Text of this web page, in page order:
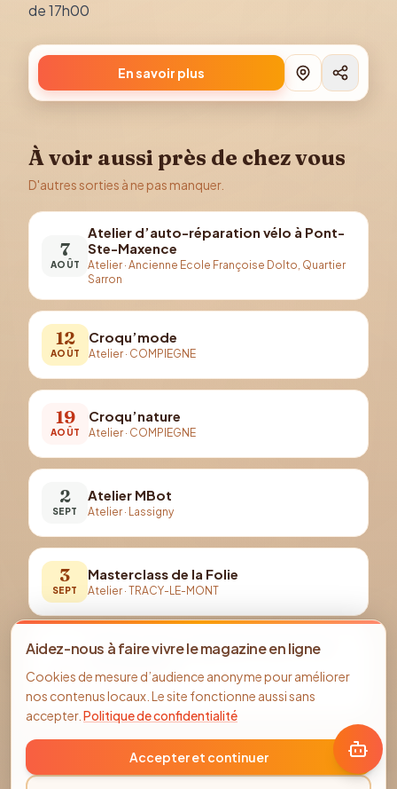
de 17h00
En savoir plus
À voir aussi près de chez vous
D'autres sorties à ne pas manquer.
7
AOÛT
Atelier d’auto-réparation vélo à Pont-
Ste-Maxence
Atelier · Ancienne Ecole Françoise Dolto, Quartier
Sarron
12
AOÛT
Croqu’mode
Atelier · COMPIEGNE
19
AOÛT
Croqu’nature
Atelier · COMPIEGNE
2
SEPT
Atelier MBot
Atelier · Lassigny
3
SEPT
Masterclass de la Folie
Atelier · TRACY-LE-MONT
SEPT
Atelier d’auto-réparation vélo à Pont-
Atelier·Ancienne Ecole Françoise Dolto, Quartier
Sarron
Aidez-nous à faire vivre le magazine en ligne
Cookies de mesure d’audience anonyme pour améliorer
nos contenus locaux. Le site fonctionne aussi sans
accepter. Politique de confidentialité
Accepter et continuer